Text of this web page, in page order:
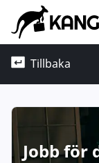
Tillbaka
Jobb för